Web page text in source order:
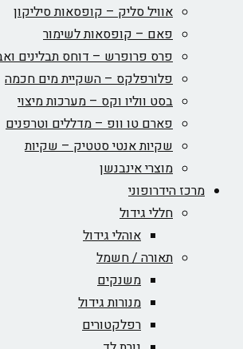
אוויל סליק – קופסאות סיליקון
פאם – קופסאות לשימור
פרס פרופרש – דוחס תבלינים
פלורפלקס – השקיית מים חכמה
בסט ווליו וקס – מערכות מיצוי
פארם טו וופ – מדללים וטרפנים
שקיות אנטי סטטיק – שקיות
מוצרי אינבנשן
מרכז הידרופוני
חללי גידול
אוהלי גידול
תאורה / חשמל
משנקים
מנורות גידול
רפלקטורים